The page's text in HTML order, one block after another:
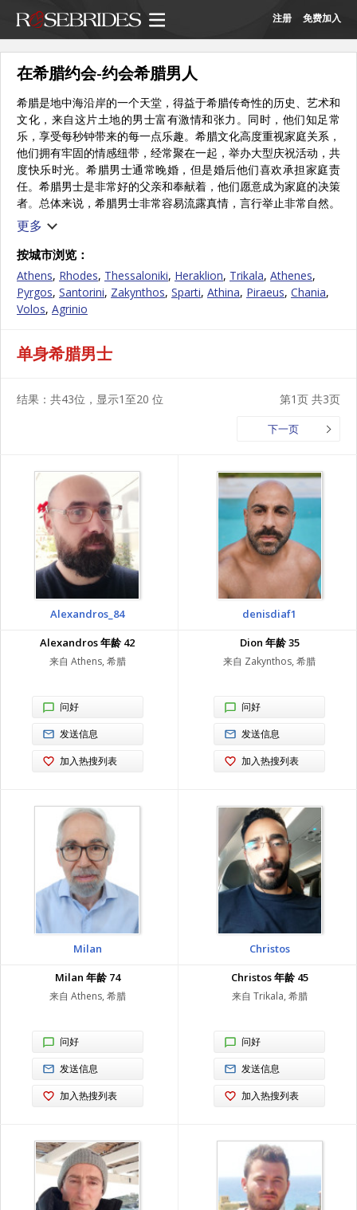
注册 免费加入
在希腊约会-约会希腊男人
希腊是地中海沿岸的一个天堂，得益于希腊传奇性的历史、艺术和
文化，来自这片土地的男士富有激情和张力。同时，他们知足常
乐，享受每秒钟带来的每一点乐趣。希腊文化高度重视家庭关系，
他们拥有牢固的情感纽带，经常聚在一起，举办大型庆祝活动，共
度快乐时光。希腊男士通常晚婚，但是婚后他们喜欢承担家庭责
任。希腊男士是非常好的父亲和奉献着，他们愿意成为家庭的决策
者。总体来说，希腊男士非常容易流露真情，言行举止非常自然。
加上完美的体格和乌黑的头发，使任何女士都难以抗拒。
关于希腊
希腊是最古老的文明国之一，以艺术、美食和文化著称。位于欧洲
南部，面积包括巴尔干半岛底部，拥有分布于爱琴海和爱奥尼亚海
的约6000座岛屿和小岛（最著名的是克里特岛和罗兹岛）。希腊
的80%是山区，气候温和，夏季炎热干燥，冬季多雨。在希腊，正
更多
按城市浏览：
Athens, Rhodes, Thessaloniki, Heraklion, Trikala, Athenes,
Pyrgos, Santorini, Zakynthos, Sparti, Athina, Piraeus, Chania,
Volos, Agrinio
单身希腊男士
第1页 共3页
下一页
结果：共43位，显示1至20 位
Alexandros_84
Alexandros 年龄 42
来自 Athens, 希腊
问好
发送信息
加入热搜列表
denisdiaf1
Dion 年龄 35
来自 Zakynthos, 希腊
问好
发送信息
加入热搜列表
Milan
Milan 年龄 74
来自 Athens, 希腊
问好
发送信息
加入热搜列表
Christos
Christos 年龄 45
来自 Trikala, 希腊
问好
发送信息
加入热搜列表